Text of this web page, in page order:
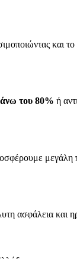
και
άνω του 80% ή
ασφάλεια και